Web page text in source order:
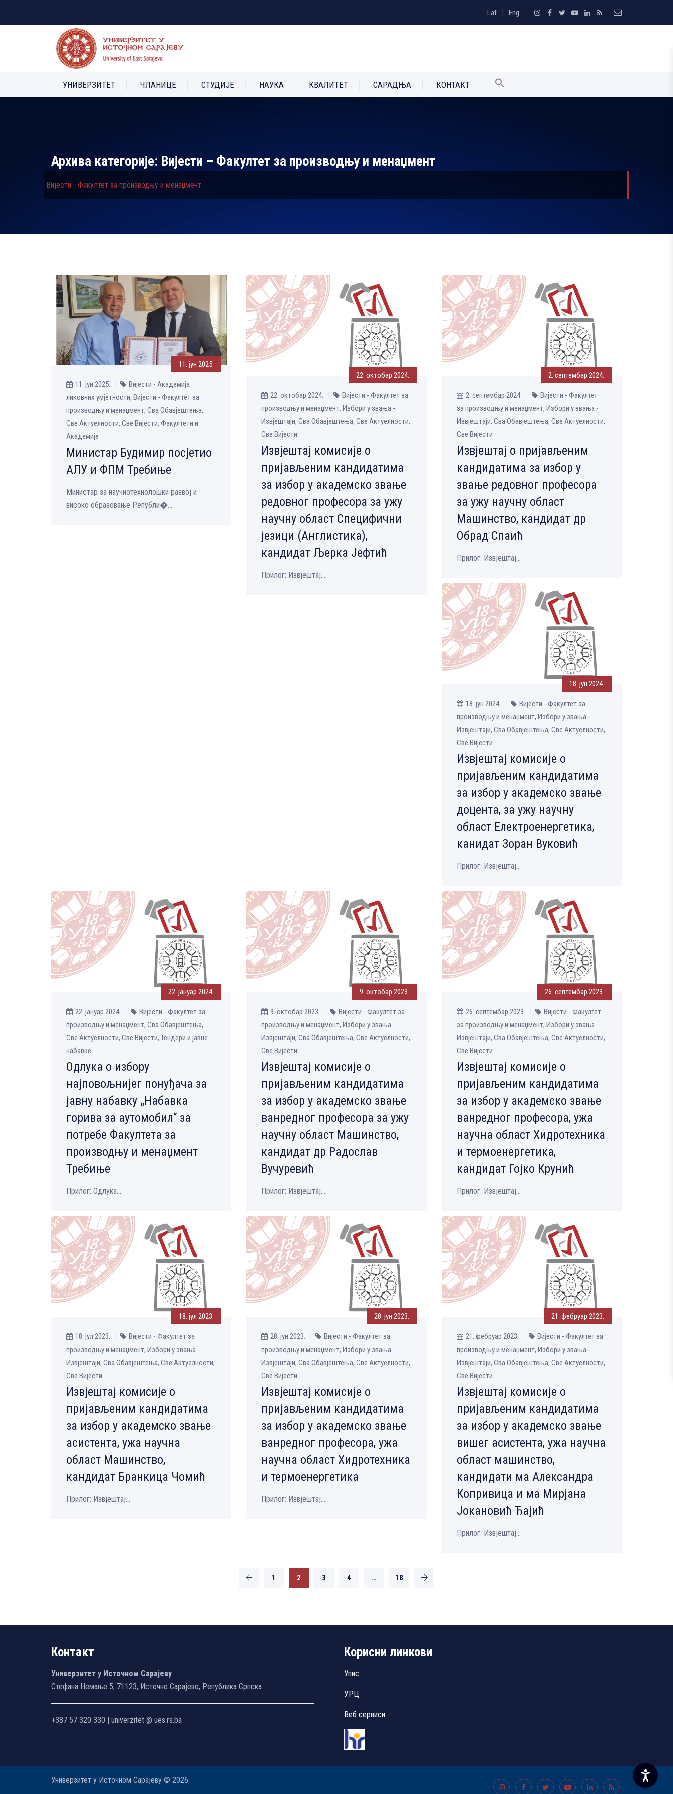
Lat Eng
УНИВЕРЗИТЕТ ЧЛАНИЦЕ СТУДИЈЕ НАУКА КВАЛИТЕТ САРАДЊА КОНТАКТ
Архива категорије: Вијести – Факултет за производњу и менаџмент
Вијести - Факултет за производњу и менаџмент
11. јун 2025.
11. јун 2025.
Вијести - Академија
ликовних умјетности, Вијести - Факултет за
производњу и менаџмент, Сва Обавјештења,
Све Aктуелности, Све Вијести, Факултети и
Академије
Министар Будимир посјетио
АЛУ и ФПМ Требиње
Министар за научнотехнолошки развој и
високо образовање Републи�...
22. октобар 2024.
22. октобар 2024.
Вијести - Факултет за
производњу и менаџмент, Избори у звања -
Извјештаји, Сва Обавјештења, Све Aктуелности,
Све Вијести
Извјештај комисије о
пријављеним кандидатима
за избор у академско звање
редовног професора за ужу
научну област Специфични
језици (Англистика),
кандидат Љерка Јефтић
Прилог: Извјештај...
2. септембар 2024.
2. септембар 2024.
Вијести - Факултет
за производњу и менаџмент, Избори у звања -
Извјештаји, Сва Обавјештења, Све Aктуелности,
Све Вијести
Извјештај о пријављеним
кандидатима за избор у
звање редовног професора
за ужу научну област
Машинство, кандидат др
Обрад Спаић
Прилог: Извјештај...
18. јун 2024.
18. јун 2024.
Вијести - Факултет за
производњу и менаџмент, Избори у звања -
Извјештаји, Сва Обавјештења, Све Aктуелности,
Све Вијести
Извјештај комисије о
пријављеним кандидатима
за избор у академско звање
доцента, за ужу научну
област Електроенергетика,
канидат Зoран Вуковић
Прилог: Извјештај...
22. јануар 2024.
22. јануар 2024.
Вијести - Факултет за
производњу и менаџмент, Сва Обавјештења,
Све Aктуелности, Све Вијести, Тендери и јавне
набавке
Одлука о избору
најповољнијег понуђача за
јавну набавку „Набавка
горива за аутомобил“ за
потребе Факултета за
производњу и менаџмент
Требиње
Прилог: Одлука...
9. октобар 2023.
9. октобар 2023.
Вијести - Факултет за
производњу и менаџмент, Избори у звања -
Извјештаји, Сва Обавјештења, Све Aктуелности,
Све Вијести
Извјештај комисије о
пријављеним кандидатима
за избор у академско звање
ванредног професора за ужу
научну област Машинство,
кандидат др Радослав
Вучуревић
Прилог: Извјештај...
26. септембар 2023.
26. септембар 2023.
Вијести - Факултет
за производњу и менаџмент, Избори у звања -
Извјештаји, Сва Обавјештења, Све Aктуелности,
Све Вијести
Извјештај комисије о
пријављеним кандидатима
за избор у академско звање
ванредног професора, ужа
научна област Хидротехника
и термоенергетика,
кандидат Гојко Крунић
Прилог: Извјештај...
18. јул 2023.
18. јул 2023.
Вијести - Факултет за
производњу и менаџмент, Избори у звања -
Извјештаји, Сва Обавјештења, Све Aктуелности,
Све Вијести
Извјештај комисије о
пријављеним кандидатима
за избор у академско звање
асистента, ужа научна
област Машинство,
кандидат Бранкица Чомић
Прилог: Извјештај...
28. јун 2023.
28. јун 2023.
Вијести - Факултет за
производњу и менаџмент, Избори у звања -
Извјештаји, Сва Обавјештења, Све Aктуелности,
Све Вијести
Извјештај комисије о
пријављеним кандидатима
за избор у академско звање
ванредног професора, ужа
научна област Хидротехника
и термоенергетика
Прилог: Извјештај...
21. фебруар 2023.
21. фебруар 2023.
Вијести - Факултет за
производњу и менаџмент, Избори у звања -
Извјештаји, Сва Обавјештења, Све Aктуелности,
Све Вијести
Извјештај комисије о
пријављеним кандидатима
за избор у академско звање
вишег асистента, ужа научна
област машинство,
кандидати ма Александра
Копривица и ма Мирјана
Јокановић Ђајић
Прилог: Извјештај...
1 2 3 4 … 18
Контакт
Универзитет у Источном Сарајеву
Стефана Немање 5, 71123, Источно Сарајево, Република Српска
+387 57 320 330 | univerzitet @ ues.rs.ba
Корисни линкови
Упис
УРЦ
Веб сервиси
Универзитет у Источном Сарајеву © 2026.